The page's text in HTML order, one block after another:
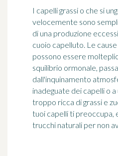
I capelli grassi o che si
velocemente sono
di una produzione
cuoio capelluto. Le
possono essere
squilibrio ormonale,
dall'inquinamento
inadeguate dei capelli o
troppo ricca di grassi e
tuoi capelli ti preoccupa,
trucchi naturali per non